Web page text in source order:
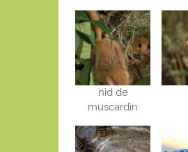
nid de
muscardin